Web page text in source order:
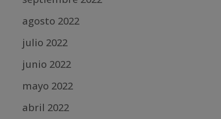
agosto 2022
julio 2022
junio 2022
mayo 2022
abril 2022